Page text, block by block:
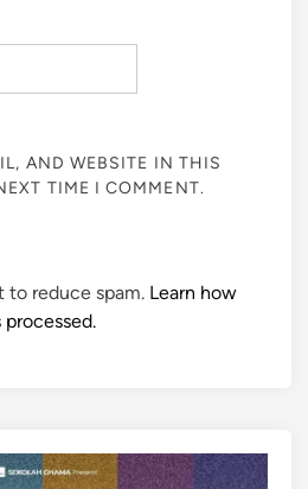
AND WEBSITE IN THIS
TIME I COMMENT.
to reduce spam. Learn how